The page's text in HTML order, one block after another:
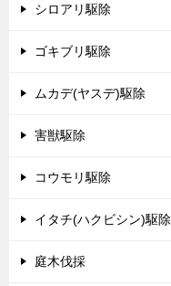
シロアリ駆除
ゴキブリ駆除
ムカデ(ヤスデ)駆除
害獣駆除
コウモリ駆除
イタチ(ハクビシン)駆除
庭木伐採